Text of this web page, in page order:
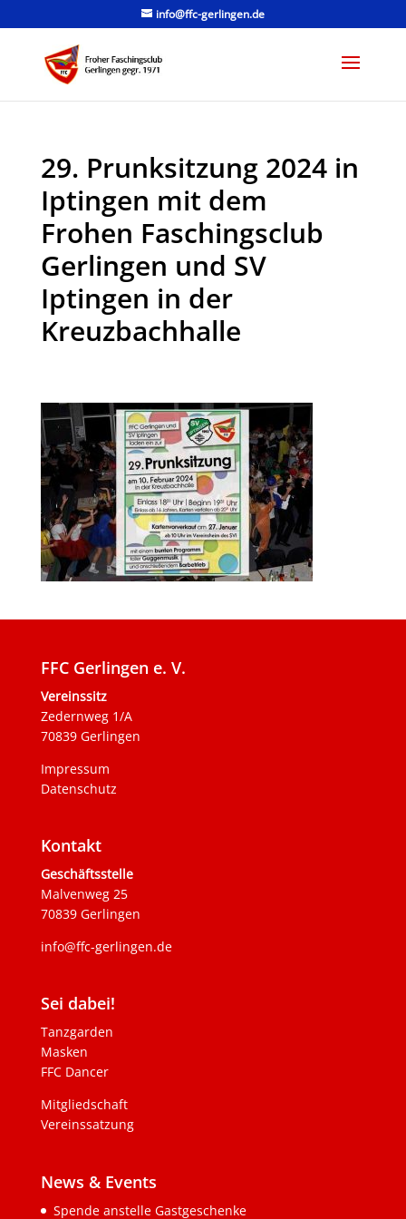
info@ffc-gerlingen.de
29. Prunksitzung 2024 in
Iptingen mit dem
Frohen Faschingsclub
Gerlingen und SV
Iptingen in der
Kreuzbachhalle
FFC Gerlingen e. V.
Vereinssitz
Zedernweg 1/A
70839 Gerlingen
Impressum
Datenschutz
Kontakt
Geschäftsstelle
Malvenweg 25
70839 Gerlingen
info@ffc-gerlingen.de
Sei dabei!
Tanzgarden
Masken
FFC Dancer
Mitgliedschaft
Vereinssatzung
News & Events
Spende anstelle Gastgeschenke